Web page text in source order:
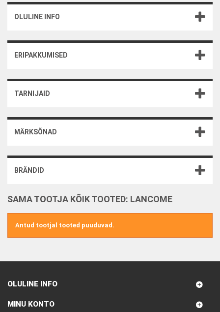
OLULINE INFO
ERIPAKKUMISED
TARNIJAID
MÄRKSÕNAD
BRÄNDID
SAMA TOOTJA KÕIK TOOTED: LANCOME
Antud tootjal tooted puuduvad.
OLULINE INFO
MINU KONTO